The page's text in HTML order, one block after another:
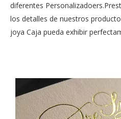
diferentes
los detalles de nuestros
joya Caja pueda exhibir